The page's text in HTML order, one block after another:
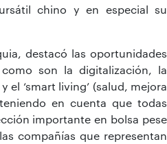
chino y en especial su
destacó las oportunidades
son la digitalización, la
el ‘smart living’ (salud, mejora
en cuenta que todas
importante en bolsa pese
compañías que representan